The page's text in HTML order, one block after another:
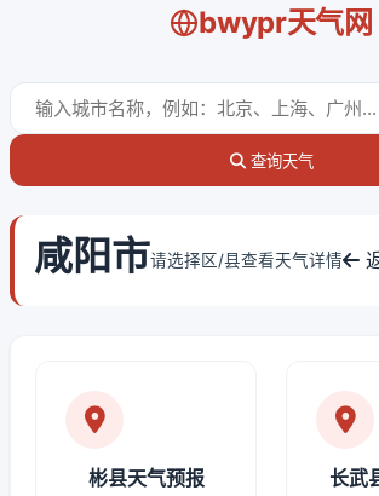
bwypr天气网
查询天气
咸阳市请选择区/县查看天气详情
彬县天气预报 长武